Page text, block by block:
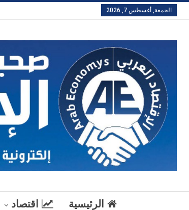
الجمعة, أغسطس 7, 2026
الرئيسية اقتصاد